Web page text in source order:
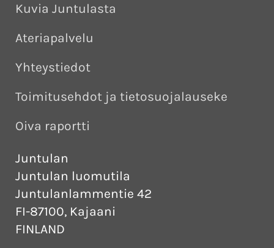
Kuvia Juntulasta
Ateriapalvelu
Yhteystiedot
Toimitusehdot ja tietosuojalauseke
Oiva raportti
Juntulan
Juntulan luomutila
Juntulanlammentie 42
FI-87100, Kajaani
FINLAND